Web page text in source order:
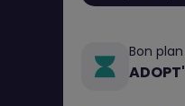
Bon plan
ADOPT'